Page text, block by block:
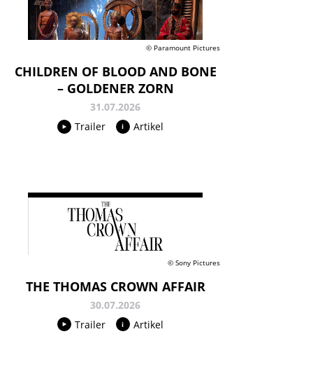
© Paramount Pictures
CHILDREN OF BLOOD AND BONE
– GOLDENER ZORN
31.07.2026
Trailer
Artikel
© Sony Pictures
THE THOMAS CROWN AFFAIR
30.07.2026
Trailer
Artikel